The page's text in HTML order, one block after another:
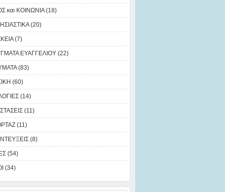
και ΚΟΙΝΩΝΙΑ (18)
(20)
(7)
ΕΥΑΓΓΕΛΙΟΥ (22)
(83)
(60)
(14)
(11)
(11)
(8)
(54)
(34)